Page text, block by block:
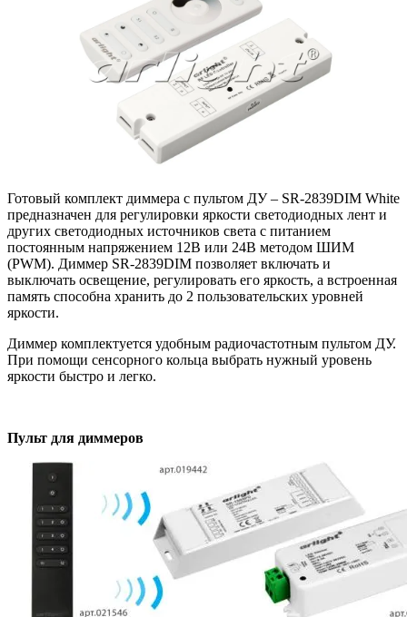
Готовый комплект диммера с пультом ДУ – SR-2839DIM White
предназначен для регулировки яркости светодиодных лент и
других светодиодных источников света с питанием
постоянным напряжением 12В или 24В методом ШИМ
(PWM). Диммер SR-2839DIM позволяет включать и
выключать освещение, регулировать его яркость, а встроенная
память способна хранить до 2 пользовательских уровней
яркости.
Диммер комплектуется удобным радиочастотным пультом ДУ.
При помощи сенсорного кольца выбрать нужный уровень
яркости быстро и легко.
Пульт для диммеров